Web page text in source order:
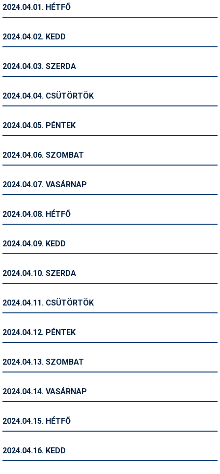
Humor
Ingatlan
Interjúk
Kerékpár
Korcsolya
Magazinok
Munkavállalás
Pályázatok
Portálinfo
Síbérletárak
Síbörze
Sífelszerelés
Sífutás
Símánia
Síoktatás
Síszerviz
2024.04.01. HÉTFŐ
2024.04.02. KEDD
2024.04.03. SZERDA
2024.04.04. CSÜTÖRTÖK
2024.04.05. PÉNTEK
2024.04.06. SZOMBAT
2024.04.07. VASÁRNAP
2024.04.08. HÉTFŐ
2024.04.09. KEDD
2024.04.10. SZERDA
2024.04.11. CSÜTÖRTÖK
2024.04.12. PÉNTEK
2024.04.13. SZOMBAT
2024.04.14. VASÁRNAP
2024.04.15. HÉTFŐ
2024.04.16. KEDD